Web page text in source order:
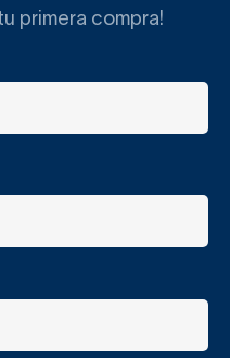
primera compra!